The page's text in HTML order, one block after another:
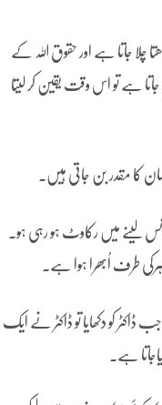
چلا جاتا ہے اور حقوق اللہ کے
جاتا ہے تو اس وقت یقین کر لیتا
کا مقدر بن جاتی ہیں۔
لینے میں رکاوٹ ہو رہی ہو۔
طرف اُبھرا ہوا ہے۔
کو دکھایا تو ڈاکٹر نے ایک